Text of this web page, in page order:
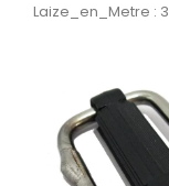
Laize_en_Metre : 3